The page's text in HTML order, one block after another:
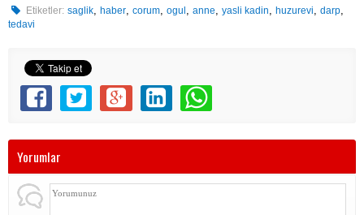
Etiketler: saglik,haber,corum,ogul ,anne,yasli kadin,huzurevi,darp,
tedavi
Yorumlar